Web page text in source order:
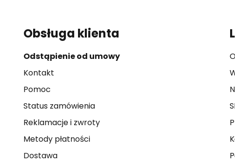
Obsługa klienta
Odstąpienie od umowy
Kontakt
Pomoc
Status zamówienia
Reklamacje i zwroty
Metody płatności
Dostawa